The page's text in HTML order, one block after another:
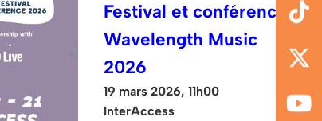
Festival et conférence
Wavelength Music
2026
19 mars 2026, 11h00
InterAccess